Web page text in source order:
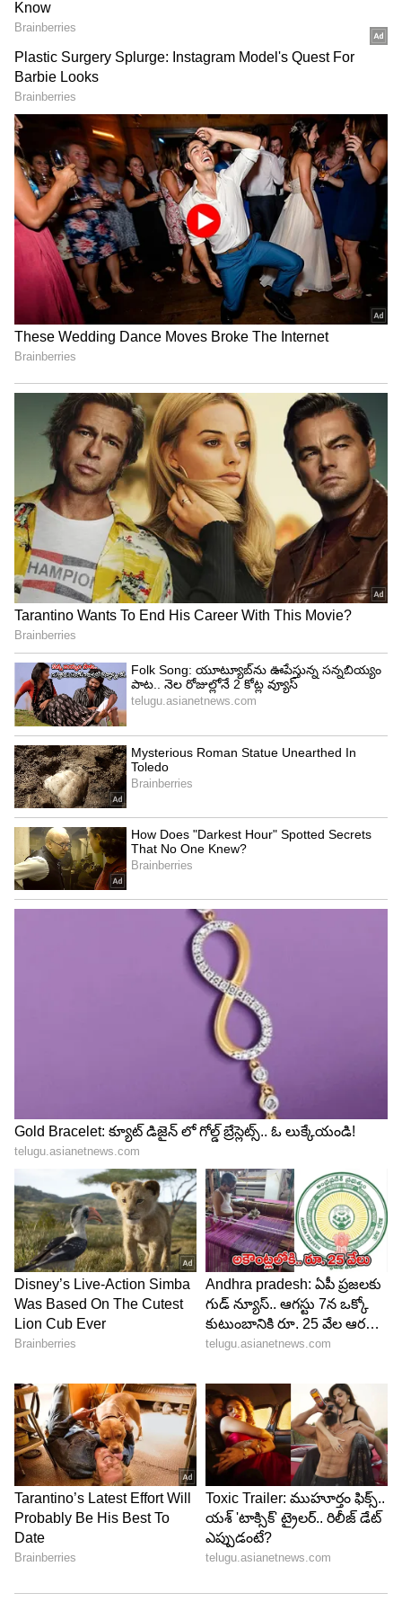
12 బంతుల్లో ఓ ఫోర్‌తో 10 పరుగులు చేసిన సిమ్రాన్
హెట్మయర్, అర్ష్‌దీప్ సింగ్ వేసిన 19వ ఓవర్‌ తొలి బంతికి
అవుట్ అయ్యాడు. 32 బంతుల్లో 3 ఫోర్లు, 3 సిక్సర్లతో 48
పరుగులు చేసిన రోవ్‌మన్ పావెల్, అర్ష్‌దీప్ సింగ్ బౌలింగ్‌లో
సూర్యకుమార్ యాదవ్‌కి క్యాచ్ ఇచ్చి అవుట్ అయ్యాడు..
నాటౌట్‌గా నిలిచారు.
ఇంత హుషారు ఏంటి భయ్యా ఎలా
కొట్టేసుకుంటున్నాడో చూడండి | Hushar
Pittalu Movie Press Meet | Actor
Bhanu
డ్రగ్స్ రహిత సమాజం కోసం మోదీ మాస్టర్
ప్లాన్ | Nasha Mukt Yuva for Viksit
Bharat Explained